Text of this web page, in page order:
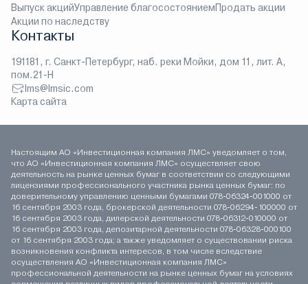
Выпуск акцийУправление благосостояниемПродать акции
Акции по наследству
Контакты
191181, г. Санкт-Петербург, наб. реки Мойки, дом 11, лит. А,
пом.21-Н
lms@lmsic.com
Карта сайта
Настоящим АО «Инвестиционная компания ЛМС» уведомляет о том,
что АО «Инвестиционная компания ЛМС» осуществляет свою
деятельность на рынке ценных бумаг в соответствии со следующими
лицензиями профессионального участника рынка ценных бумаг: по
доверительному управлению ценными бумагами 078-06324-001000 от
16 сентября 2003 года, брокерской деятельности 078-06294-100000 от
16 сентября 2003 года, дилерской деятельности 078-06312-010000 от
16 сентября 2003 года, депозитарной деятельности 078-06328-000100
от 16 сентября 2003 года; а также уведомляет о существовании риска
возникновения конфликта интересов, в том числе вследствие
осуществления АО «Инвестиционная компания ЛМС»
профессиональной деятельности на рынке ценных бумаг на условиях